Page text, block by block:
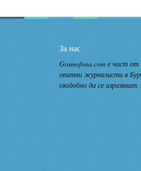
За нас
Gramofona.com е част
опитни журналисти в
сводобно да се изразяват.